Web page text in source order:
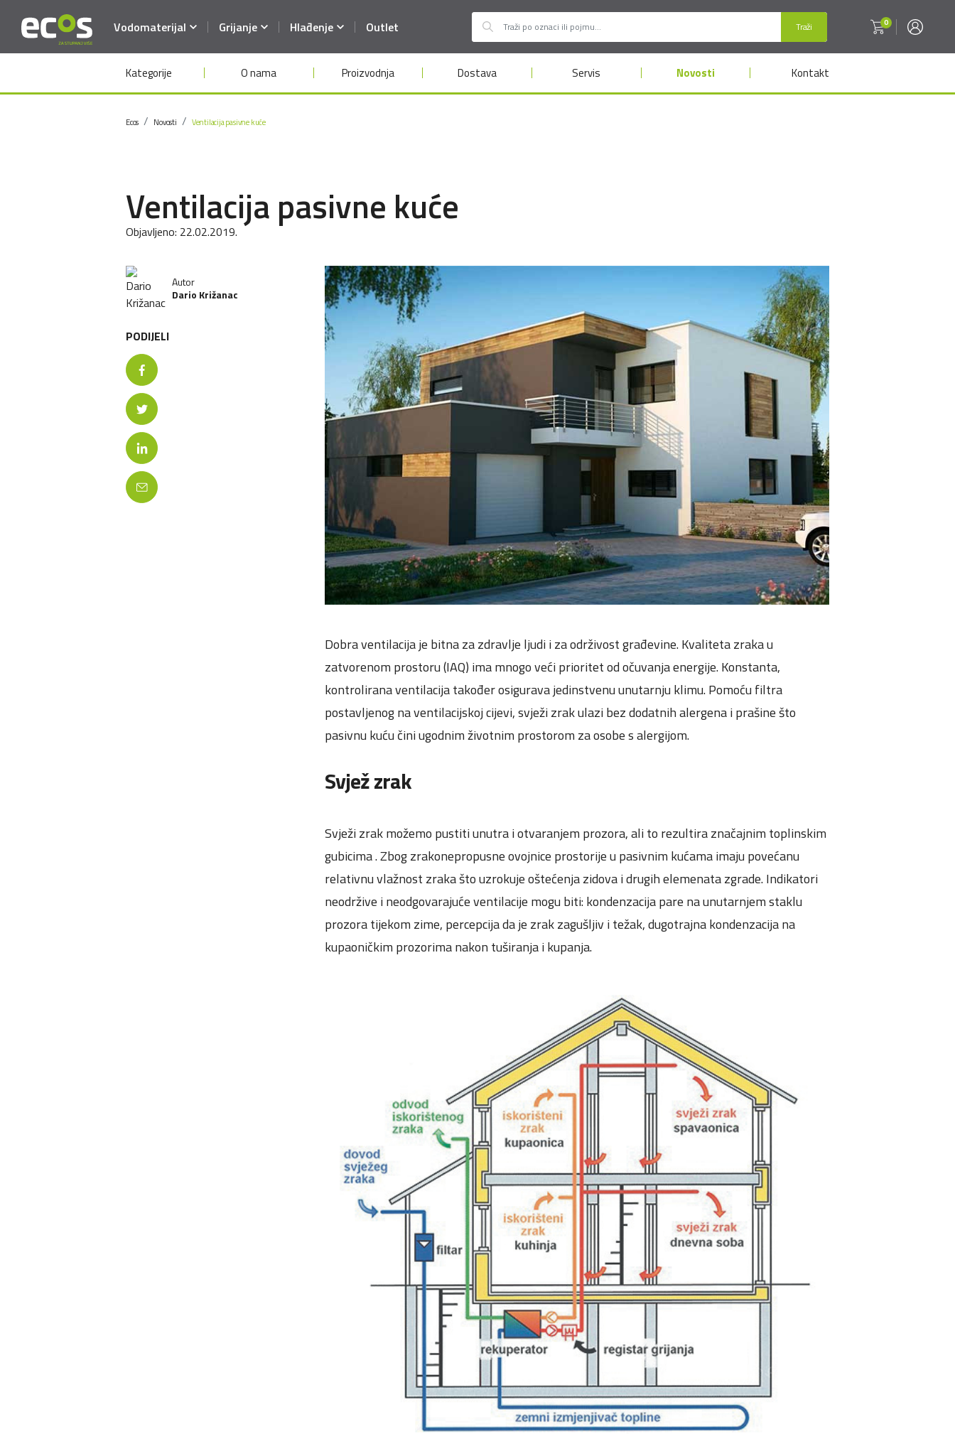
Traži 0
Vodomaterijal Grijanje Hlađenje Outlet
Kategorije O nama Proizvodnja Dostava Servis Novosti Kontakt
Ecos Novosti Ventilacija pasivne kuće
Ventilacija pasivne kuće
Objavljeno: 22.02.2019.
Autor
Dario Križanac
PODIJELI
Dobra ventilacija je bitna za zdravlje ljudi i za održivost građevine. Kvaliteta zraka u
zatvorenom prostoru (IAQ) ima mnogo veći prioritet od očuvanja energije. Konstanta,
kontrolirana ventilacija također osigurava jedinstvenu unutarnju klimu. Pomoću filtra
postavljenog na ventilacijskoj cijevi, svježi zrak ulazi bez dodatnih alergena i prašine što
pasivnu kuću čini ugodnim životnim prostorom za osobe s alergijom.
Svjež zrak
Svježi zrak možemo pustiti unutra i otvaranjem prozora, ali to rezultira značajnim toplinskim
gubicima . Zbog zrakonepropusne ovojnice prostorije u pasivnim kućama imaju povećanu
relativnu vlažnost zraka što uzrokuje oštećenja zidova i drugih elemenata zgrade. Indikatori
neodržive i neodgovarajuće ventilacije mogu biti: kondenzacija pare na unutarnjem staklu
prozora tijekom zime, percepcija da je zrak zagušljiv i težak, dugotrajna kondenzacija na
kupaoničkim prozorima nakon tuširanja i kupanja.